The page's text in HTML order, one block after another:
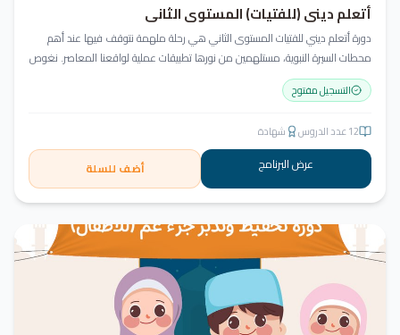
أتعلم ديني (للفتيات) المستوى الثاني
دورة أتعلم ديني للفتيات المستوى الثاني هي رحلة ملهمة نتوقف فيها عند أهم
محطات السيرة النبوية، مستلهمين من نورها تطبيقات عملية لواقعنا المعاصر. نغوص
في أخلاق النبي ﷺ ونسعى للاقتداء به قولاً وفعلاً.
التسجيل مفتوح
12عدد الدروس شهادة
عرض البرنامج أضف للسلة